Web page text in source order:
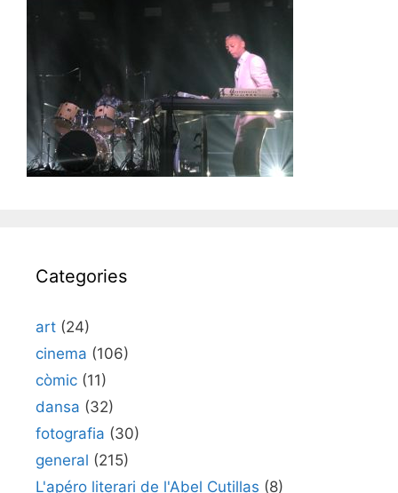
Categories
art (24)
cinema (106)
còmic (11)
dansa (32)
fotografia (30)
general (215)
L'apéro literari de l'Abel Cutillas (8)